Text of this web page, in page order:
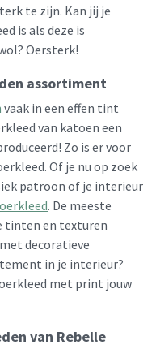
te zijn. Kan jij je
is als deze is
Oersterk!
assortiment
vaak in een effen tint
van katoen een
Zo is er voor
Of je nu op zoek
patroon of je interieur
. De meeste
tinten en texturen
decoratieve
in je interieur?
met print jouw
van Rebelle